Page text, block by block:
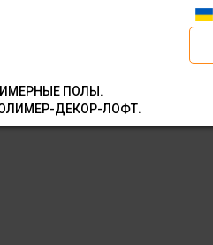
ПОЛЫ.
ДЕКОР-ЛОФТ.